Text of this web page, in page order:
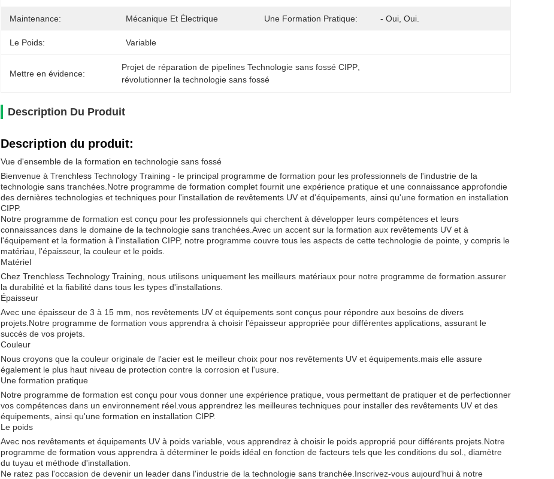
Maintenance: Mécanique Et Électrique Une Formation Pratique: - Oui, Oui.
Le Poids: Variable
Mettre en évidence:
Projet de réparation de pipelines Technologie sans fossé CIPP
révolutionner la technologie sans fossé
Description Du Produit
Description du produit:
Vue d'ensemble de la formation en technologie sans fossé
Bienvenue à Trenchless Technology Training - le principal programme de formation pour les professionnels de l'industrie de la
technologie sans tranchées.Notre programme de formation complet fournit une expérience pratique et une connaissance approfondie
des dernières technologies et techniques pour l'installation de revêtements UV et d'équipements, ainsi qu'une formation en installation
CIPP.
Notre programme de formation est conçu pour les professionnels qui cherchent à développer leurs compétences et leurs
connaissances dans le domaine de la technologie sans tranchées.Avec un accent sur la formation aux revêtements UV et à
l'équipement et la formation à l'installation CIPP, notre programme couvre tous les aspects de cette technologie de pointe, y compris le
matériau, l'épaisseur, la couleur et le poids.
Matériel
Chez Trenchless Technology Training, nous utilisons uniquement les meilleurs matériaux pour notre programme de formation.assurer
la durabilité et la fiabilité dans tous les types d'installations.
Épaisseur
Avec une épaisseur de 3 à 15 mm, nos revêtements UV et équipements sont conçus pour répondre aux besoins de divers
projets.Notre programme de formation vous apprendra à choisir l'épaisseur appropriée pour différentes applications, assurant le
succès de vos projets.
Couleur
Nous croyons que la couleur originale de l'acier est le meilleur choix pour nos revêtements UV et équipements.mais elle assure
également le plus haut niveau de protection contre la corrosion et l'usure.
Une formation pratique
Notre programme de formation est conçu pour vous donner une expérience pratique, vous permettant de pratiquer et de perfectionner
vos compétences dans un environnement réel.vous apprendrez les meilleures techniques pour installer des revêtements UV et des
équipements, ainsi qu'une formation en installation CIPP.
Le poids
Avec nos revêtements et équipements UV à poids variable, vous apprendrez à choisir le poids approprié pour différents projets.Notre
programme de formation vous apprendra à déterminer le poids idéal en fonction de facteurs tels que les conditions du sol., diamètre
du tuyau et méthode d'installation.
Ne ratez pas l'occasion de devenir un leader dans l'industrie de la technologie sans tranchée.Inscrivez-vous aujourd'hui à notre